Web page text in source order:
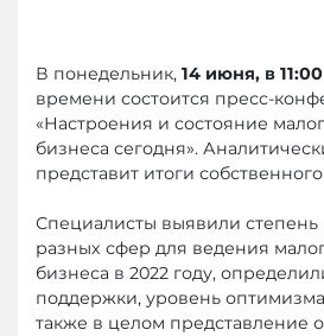
В понедельник, 14 июня, в 11:00
времени состоится пресс-
«Настроения и состояние
бизнеса сегодня».
представит итоги
Специалисты выявили степень
разных сфер для ведения
бизнеса в 2022 году,
поддержки, уровень
также в целом представление